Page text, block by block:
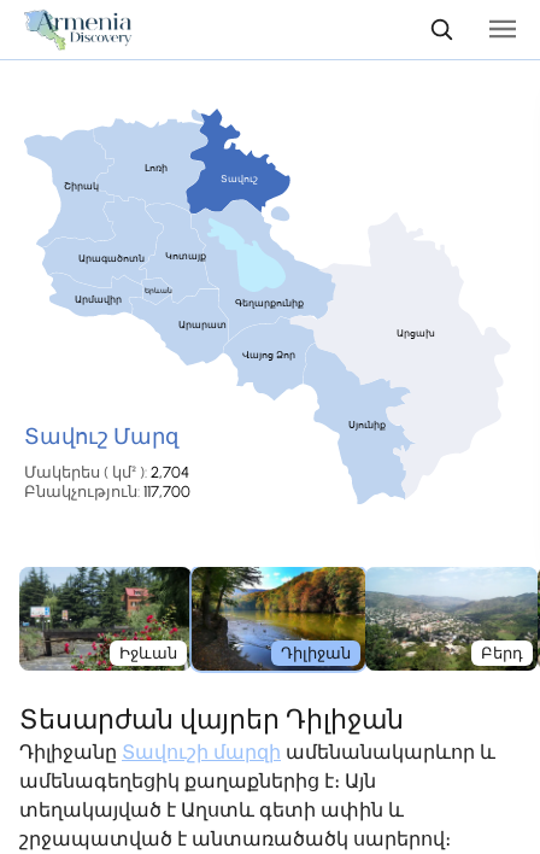
Շիրակ
Արմավիր
Արագածոտն
Լոռի
Կոտայք
Արարատ
Տավուշ
Գեղարքունիք
Վայոց Ձոր
Սյունիք
Երևան
Արցախ
Տավուշ Մարզ
Մակերես ( կմ² ): 2,704
Բնակչություն: 117,700
Տեսարժան վայրեր Դիլիջան
Իջևան Դիլիջան Բերդ
Դիլիջանը Տավուշի մարզի ամենանակարևոր և
ամենագեղեցիկ քաղաքներից է։ Այն
տեղակայված է Աղստև գետի ափին և
շրջապատված է անտառածածկ սարերով։